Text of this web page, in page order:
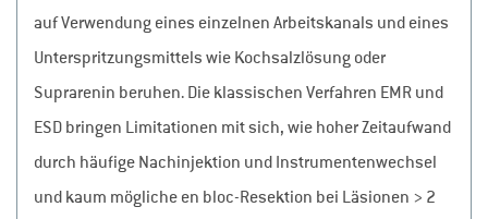
auf Verwendung eines einzelnen Arbeitskanals und eines
Unterspritzungsmittels wie Kochsalzlösung oder
Suprarenin beruhen. Die klassischen Verfahren EMR und
ESD bringen Limitationen mit sich, wie hoher Zeitaufwand
durch häufige Nachinjektion und Instrumentenwechsel
und kaum mögliche en bloc-Resektion bei Läsionen > 2